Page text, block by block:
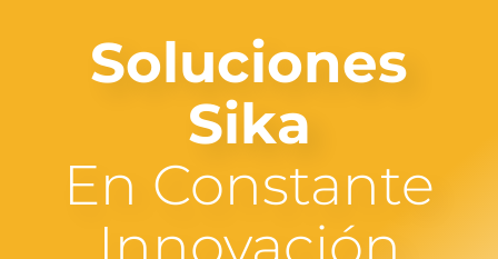
Soluciones
Sika
En Constante